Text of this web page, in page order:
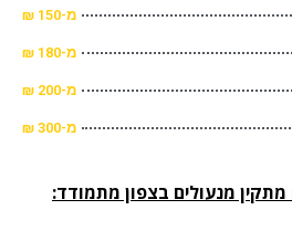
מ-150 ₪
מ-180 ₪
מ-200 ₪
מ-300 ₪
מנעולים בצפון מתמודד: